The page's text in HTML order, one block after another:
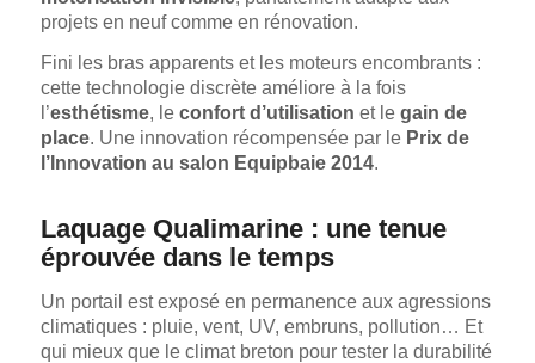
projets en neuf comme en rénovation.
Fini les bras apparents et les moteurs encombrants :
cette technologie discrète améliore à la fois
l’esthétisme, le confort d’utilisation et le gain de
place. Une innovation récompensée par le Prix de
l’Innovation au salon Equipbaie 2014.
Laquage Qualimarine : une tenue
éprouvée dans le temps
Un portail est exposé en permanence aux agressions
climatiques : pluie, vent, UV, embruns, pollution… Et
qui mieux que le climat breton pour tester la durabilité